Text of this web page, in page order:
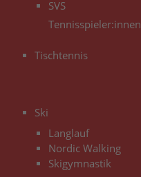
SVS
Tennisspieler:innen
Tischtennis
Ski
Langlauf
Nordic Walking
Skigymnastik